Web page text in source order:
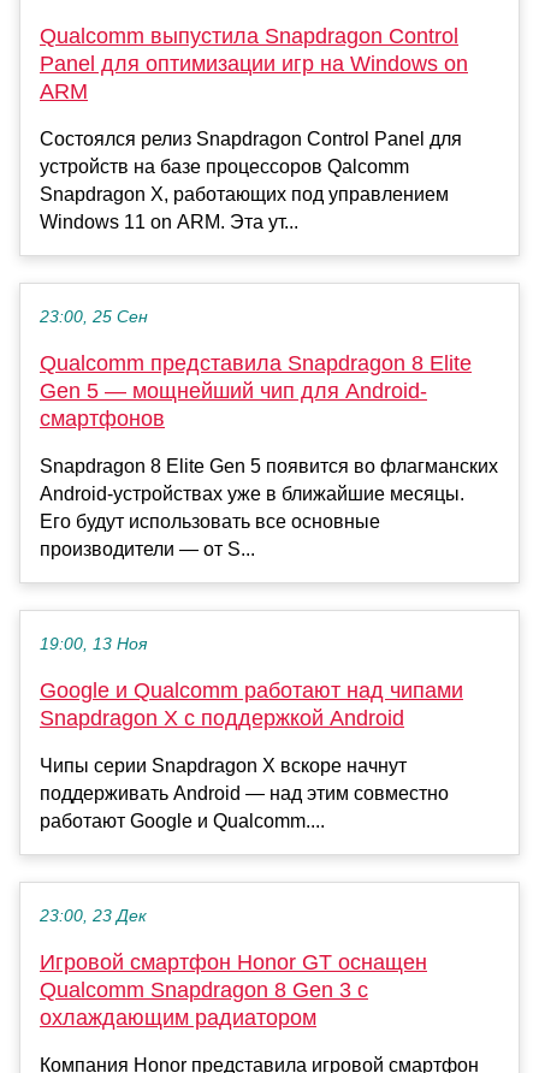
Qualcomm выпустила Snapdragon Control
Panel для оптимизации игр на Windows on
ARM
Состоялся релиз Snapdragon Control Panel для
устройств на базе процессоров Qalcomm
Snapdragon X, работающих под управлением
Windows 11 on ARM. Эта ут...
23:00, 25 Сен
Qualcomm представила Snapdragon 8 Elite
Gen 5 — мощнейший чип для Android-
смартфонов
Snapdragon 8 Elite Gen 5 появится во флагманских
Android-устройствах уже в ближайшие месяцы.
Его будут использовать все основные
производители — от S...
19:00, 13 Ноя
Google и Qualcomm работают над чипами
Snapdragon X с поддержкой Android
Чипы серии Snapdragon X вскоре начнут
поддерживать Android — над этим совместно
работают Google и Qualcomm....
23:00, 23 Дек
Игровой смартфон Honor GT оснащен
Qualcomm Snapdragon 8 Gen 3 с
охлаждающим радиатором
Компания Honor представила игровой смартфон